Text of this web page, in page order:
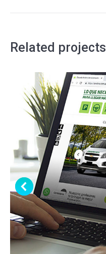
proyectos
Related projects